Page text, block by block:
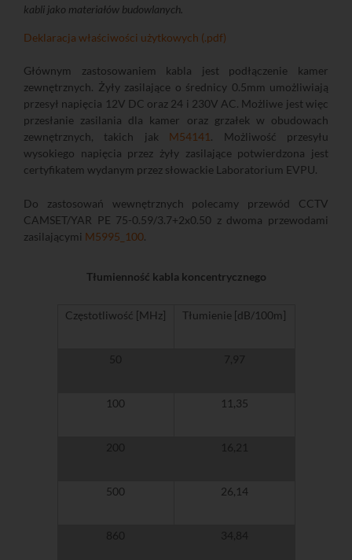
kabli jako materiałów budowlanych.
Deklaracja właściwości użytkowych (.pdf)
Głównym zastosowaniem kabla jest podłączenie kamer
zewnętrznych. Żyły zasilające o średnicy 0.5mm umożliwiają
przesył napięcia 12V DC oraz 24 i 230V AC. Możliwe jest więc
przesłanie zasilania dla kamer oraz grzałek w obudowach
zewnętrznych, takich jak M54141 . Możliwość przesyłu
wysokiego napięcia przez żyły zasilające potwierdzona jest
certyfikatem wydanym przez słowackie Laboratorium EVPU.
Do zastosowań wewnętrznych polecamy przewód CCTV
CAMSET/YAR PE 75-0.59/3.7+2x0.50 z dwoma przewodami
zasilającymi M5995_100.
Tłumienność kabla koncentrycznego
Częstotliwość [MHz] Tłumienie [dB/100m]
50 7,97
100 11,35
200 16,21
500 26,14
860 34,84